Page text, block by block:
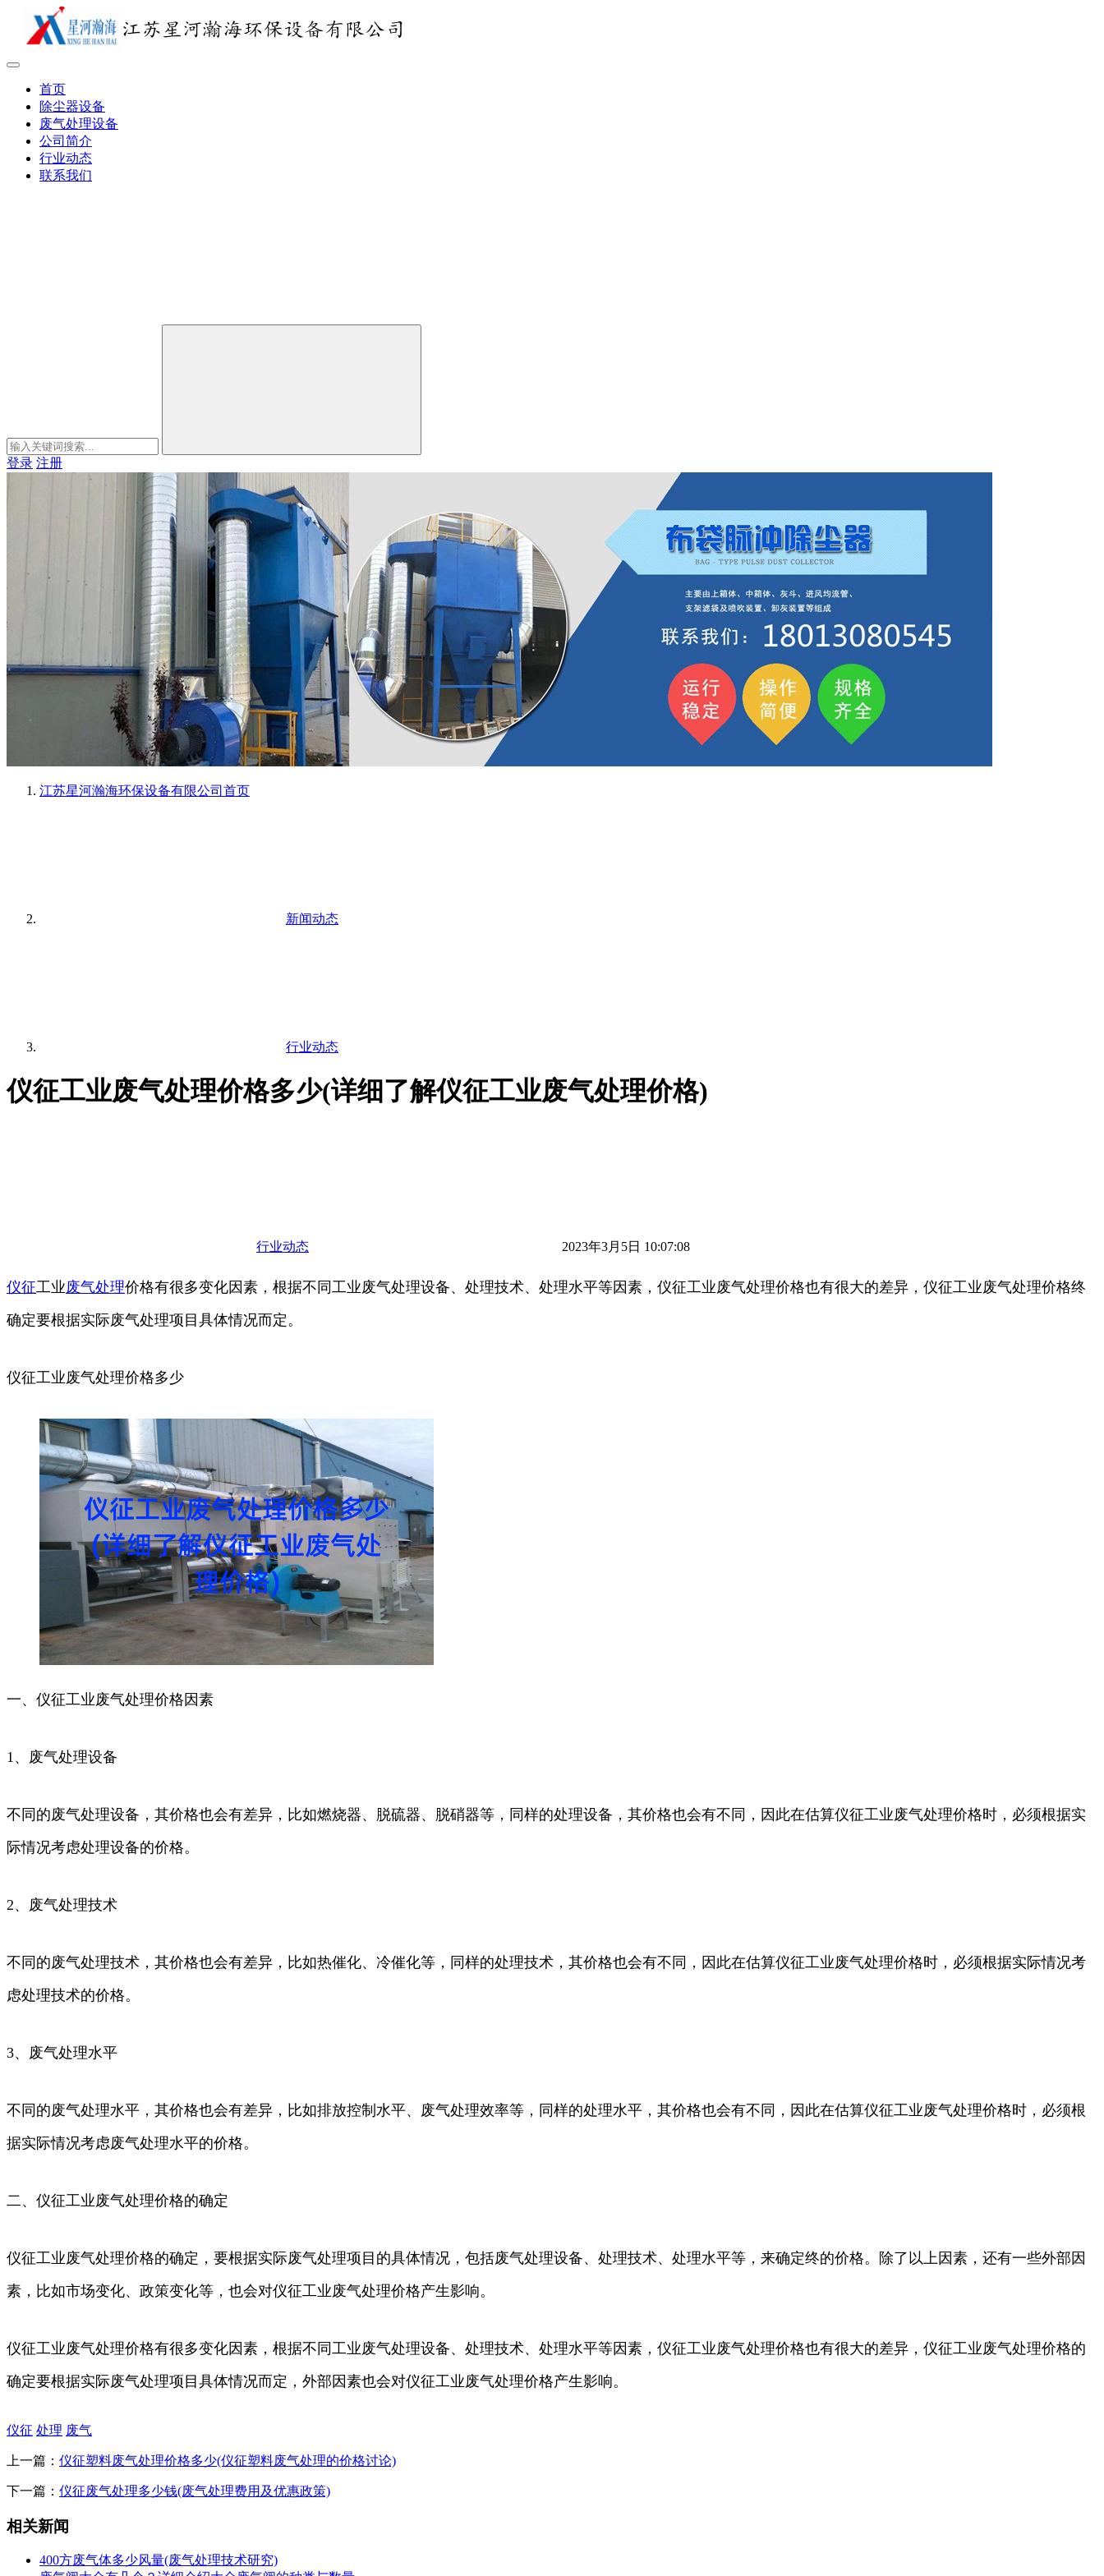
首页
除尘器设备
废气处理设备
公司简介
行业动态
联系我们
登录 注册
江苏星河瀚海环保设备有限公司 首页
新闻动态
行业动态
仪征工业废气处理价格多少(详细了解仪征工业废气处理价格)
行业动态 2023年3月5日 10:07:08
仪征工业废气处理价格有很多变化因素，根据不同工业废气处理设备、处理技术、处理水平等因素，仪征工业废气处理价格也有很大的差异，仪征工业废气处理价格终
确定要根据实际废气处理项目具体情况而定。
仪征工业废气处理价格多少
一、仪征工业废气处理价格因素
1、废气处理设备
不同的废气处理设备，其价格也会有差异，比如燃烧器、脱硫器、脱硝器等，同样的处理设备，其价格也会有不同，因此在估算仪征工业废气处理价格时，必须根据实
际情况考虑处理设备的价格。
2、废气处理技术
不同的废气处理技术，其价格也会有差异，比如热催化、冷催化等，同样的处理技术，其价格也会有不同，因此在估算仪征工业废气处理价格时，必须根据实际情况考
虑处理技术的价格。
3、废气处理水平
不同的废气处理水平，其价格也会有差异，比如排放控制水平、废气处理效率等，同样的处理水平，其价格也会有不同，因此在估算仪征工业废气处理价格时，必须根
据实际情况考虑废气处理水平的价格。
二、仪征工业废气处理价格的确定
仪征工业废气处理价格的确定，要根据实际废气处理项目的具体情况，包括废气处理设备、处理技术、处理水平等，来确定终的价格。除了以上因素，还有一些外部因
素，比如市场变化、政策变化等，也会对仪征工业废气处理价格产生影响。
仪征工业废气处理价格有很多变化因素，根据不同工业废气处理设备、处理技术、处理水平等因素，仪征工业废气处理价格也有很大的差异，仪征工业废气处理价格的
确定要根据实际废气处理项目具体情况而定，外部因素也会对仪征工业废气处理价格产生影响。
仪征 处理 废气
上一篇： 仪征塑料废气处理价格多少(仪征塑料废气处理的价格讨论)
下一篇： 仪征废气处理多少钱(废气处理费用及优惠政策)
相关新闻
400方废气体多少风量(废气处理技术研究)